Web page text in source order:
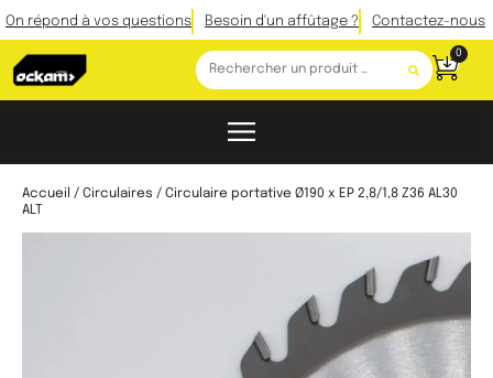
On répond à vos questions Besoin d'un affûtage ? Contactez-nous
0
Accueil / Circulaires / Circulaire portative Ø190 x EP 2,8/1,8 Z36 AL30
ALT